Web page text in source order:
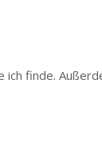
finde.